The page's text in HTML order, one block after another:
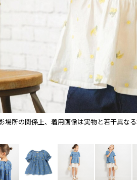
場所の関係上、着用画像は実物と若干異なる